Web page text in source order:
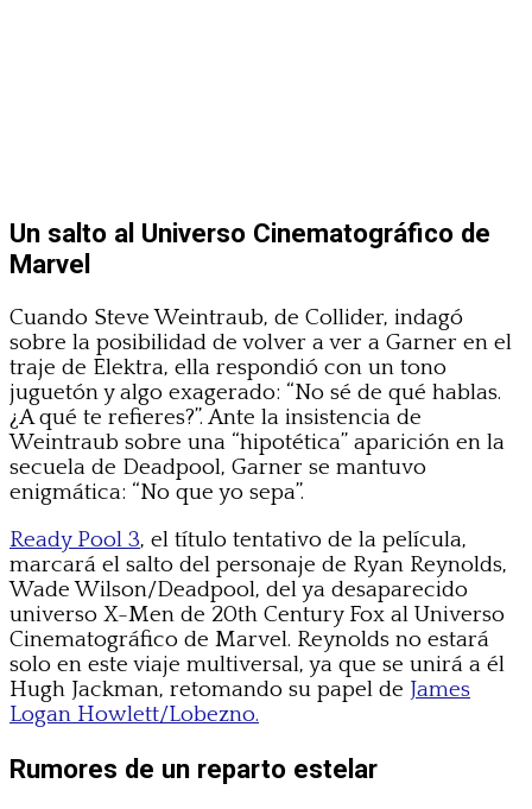
Un salto al Universo Cinematográfico de
Marvel
Cuando Steve Weintraub, de Collider, indagó
sobre la posibilidad de volver a ver a Garner en el
traje de Elektra, ella respondió con un tono
juguetón y algo exagerado: “No sé de qué hablas.
¿A qué te refieres?”. Ante la insistencia de
Weintraub sobre una “hipotética” aparición en la
secuela de Deadpool, Garner se mantuvo
enigmática: “No que yo sepa”.
Ready Pool 3, el título tentativo de la película,
marcará el salto del personaje de Ryan Reynolds,
Wade Wilson/Deadpool, del ya desaparecido
universo X-Men de 20th Century Fox al Universo
Cinematográfico de Marvel. Reynolds no estará
solo en este viaje multiversal, ya que se unirá a él
Hugh Jackman, retomando su papel de James
Logan Howlett/Lobezno.
Rumores de un reparto estelar